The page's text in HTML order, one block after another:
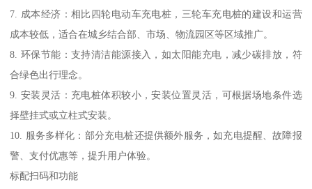
7. 成本经济：相比四轮电动车充电桩，三轮车充电桩的建设和运营
成本较低，适合在城乡结合部、市场、物流园区等区域推广。
8. 环保节能：支持清洁能源接入，如太阳能充电，减少碳排放，符
合绿色出行理念。
9. 安装灵活：充电桩体积较小，安装位置灵活，可根据场地条件选
择壁挂式或立柱式安装。
10. 服务多样化：部分充电桩还提供额外服务，如充电提醒、故障报
警、支付优惠等，提升用户体验。
标配扫码和功能